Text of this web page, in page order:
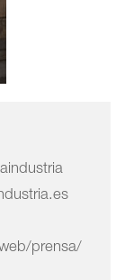
prensa/